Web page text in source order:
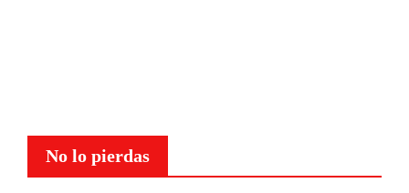
No lo pierdas